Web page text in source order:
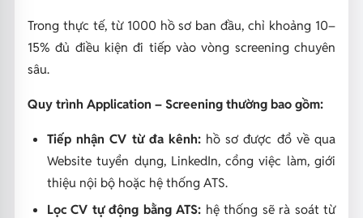
Trong thực tế, từ 1000 hồ sơ ban đầu, chỉ khoảng 10–
15% đủ điều kiện đi tiếp vào vòng screening chuyên
sâu.
Quy trình Application – Screening thường bao gồm:
Tiếp nhận CV từ đa kênh:hồ sơ được đổ về qua
Website tuyển dụng, LinkedIn, cổng việc làm, giới
thiệu nội bộ hoặc hệ thống ATS.
Lọc CV tự động bằng ATS: hệ thống sẽ rà soát từ